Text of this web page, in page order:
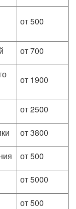
от 500
от 700
от 1900
от 2500
от 3800
от 500
от 5000
от 500